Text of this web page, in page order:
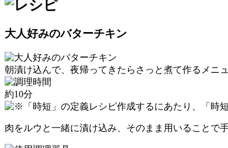
大人好みのバターチキン
朝漬け込んで、夜帰ってきたらさっと煮て作るメニ
約10分
肉をルウと一緒に漬け込み、そのまま用いることで手